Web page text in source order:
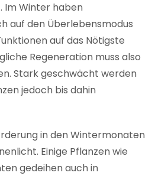
Im Winter haben
auf den Überlebensmodus
auf das Nötigste
Regeneration muss also
Stark geschwächt werden
jedoch bis dahin
in den Wintermonaten
Einige Pflanzen wie
gedeihen auch in